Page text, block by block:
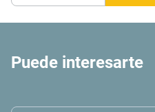
Puede interesarte